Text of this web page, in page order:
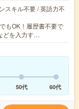
スキル不要 / 英語力不
もOK！履歴書不要で
どを入力す…
50代 60代